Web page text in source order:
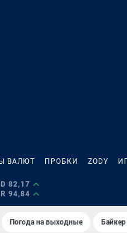
ВАЛЮТ ПРОБКИ ZODY
82,17
94,84
Погода на выходные